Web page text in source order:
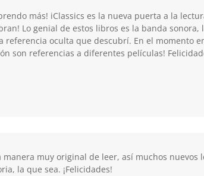
más! iClassics es la nueva puerta a la
Lo genial de estos libros es la banda sonora,
oculta que descubrí. En el momento
son referencias a diferentes películas!
manera muy original de leer, así muchos nuevos
la que sea. ¡Felicidades!